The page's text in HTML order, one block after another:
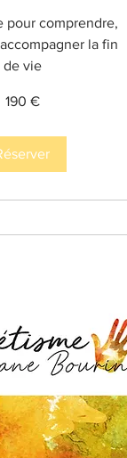
pour comprendre,
la fin
de vie
190 €